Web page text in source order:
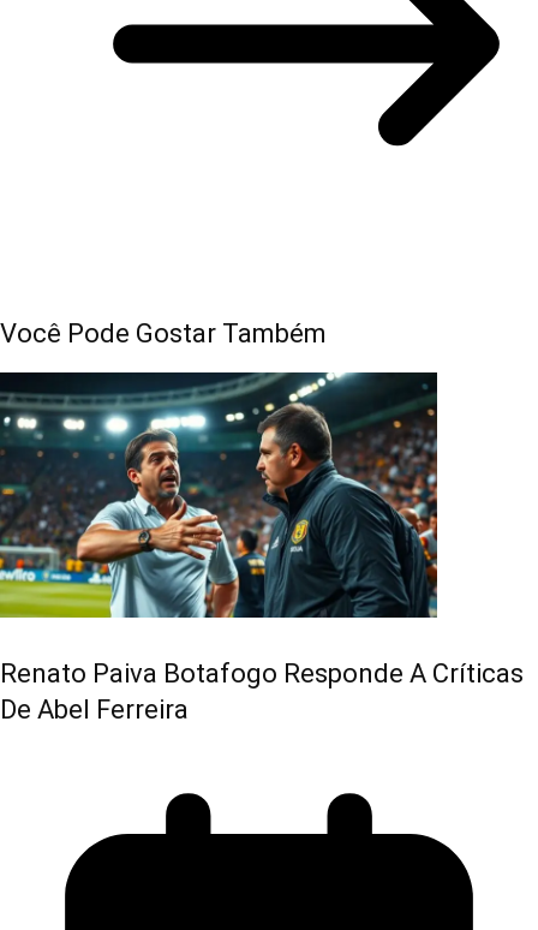
Você Pode Gostar Também
Renato Paiva Botafogo Responde A Críticas
De Abel Ferreira